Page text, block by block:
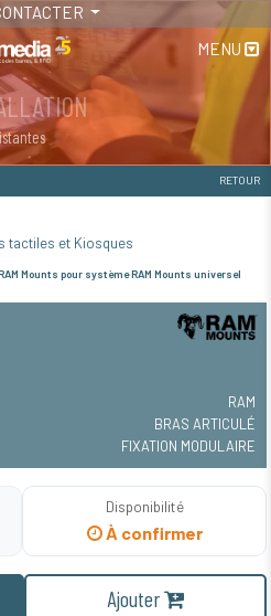
MENU
RETOUR
tactiles et Kiosques
Mounts pour système RAM Mounts universel
RAM
BRAS ARTICULÉ
FIXATION MODULAIRE
Disponibilité
À confirmer
Ajouter